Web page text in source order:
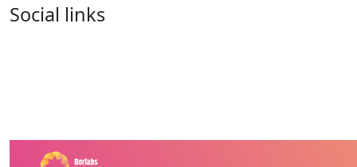
Social links